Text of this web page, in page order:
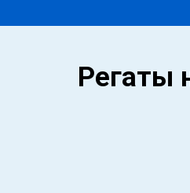
Регаты